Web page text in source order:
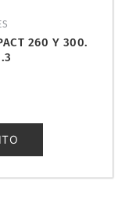
260 Y 300.